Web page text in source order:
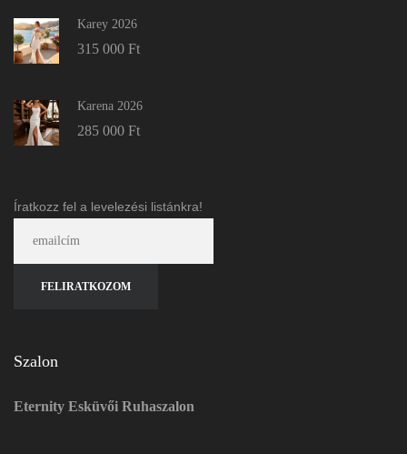
Karey 2026
315 000 Ft
Karena 2026
285 000 Ft
Íratkozz fel a levelezési listánkra!
Szalon
Eternity Esküvői Ruhaszalon